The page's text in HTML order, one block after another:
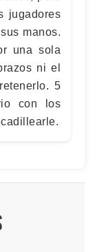
jugadores
manos.
una sola
ni el
5
con los